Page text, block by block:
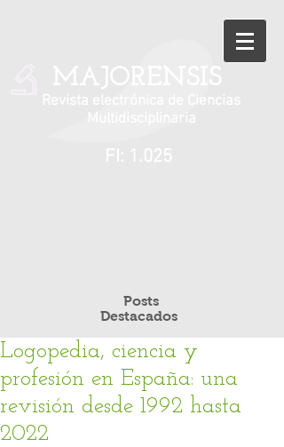
MAJORENSIS
Posts
Destacados
Logopedia, ciencia y
profesión en España: una
revisión desde 1992 hasta
2022